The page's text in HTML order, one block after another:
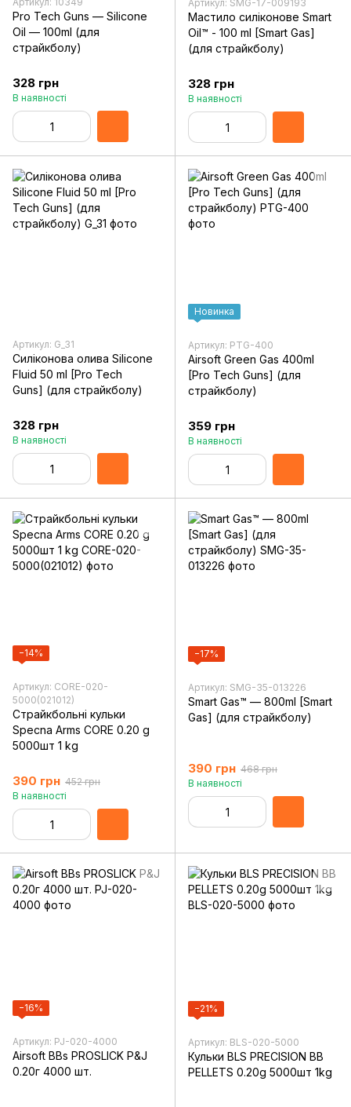
Pro Tech Guns — Silicone
Oil — 100ml (для
страйкболу)
328 грн
В наявності
Артикул: SMG-17-009193
Мастило силіконове Smart
Oil™ - 100 ml [Smart Gas]
(для страйкболу)
328 грн
В наявності
Артикул: G_31
Силіконова олива Silicone
Fluid 50 ml [Pro Tech
Guns] (для страйкболу)
328 грн
В наявності
Новинка
Артикул: PTG-400
Airsoft Green Gas 400ml
[Pro Tech Guns] (для
страйкболу)
359 грн
В наявності
−14%
Артикул: CORE-020-
5000(021012)
Страйкбольні кульки
Specna Arms CORE 0.20 g
5000шт 1 kg
390 грн 452 грн
В наявності
−17%
Артикул: SMG-35-013226
Smart Gas™ — 800ml [Smart
Gas] (для страйкболу)
390 грн 468 грн
В наявності
−16%
Артикул: PJ-020-4000
Airsoft BBs PROSLICK P&J
0.20г 4000 шт.
−21%
Артикул: BLS-020-5000
Кульки BLS PRECISION BB
PELLETS 0.20g 5000шт 1kg